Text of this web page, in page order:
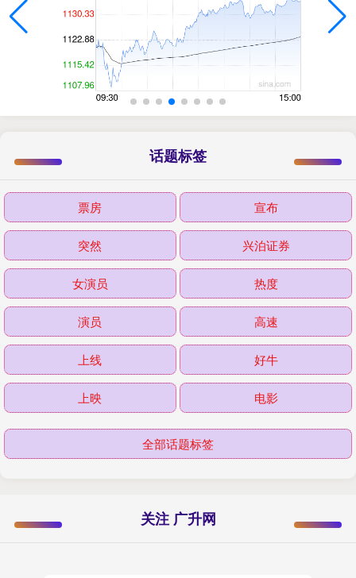
话题标签
票房 宣布
突然 兴泊证券
女演员 热度
演员 高速
上线 好牛
上映 电影
全部话题标签
关注 广升网